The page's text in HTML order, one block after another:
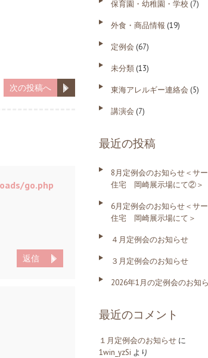
次の投稿へ
go.php
返信
保育園・幼稚園・学校 (7)
外食・商品情報 (19)
定例会 (67)
未分類 (13)
東海アレルギー連絡会 (5)
講演会 (7)
最近の投稿
8月定例会のお知らせ＜サ
住宅 岡崎展示場にて②＞
6月定例会のお知らせ＜サ
住宅 岡崎展示場にて＞
４月定例会のお知らせ
３月定例会のお知らせ
2026年1月の定例会のお知
最近のコメント
１月定例会のお知らせ に
1win_yzSi より